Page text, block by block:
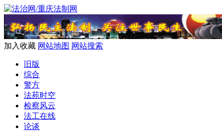
加入收藏 网站地图 网站搜索
旧版
综合
警方
法苑时空
检察风云
法工在线
论谈